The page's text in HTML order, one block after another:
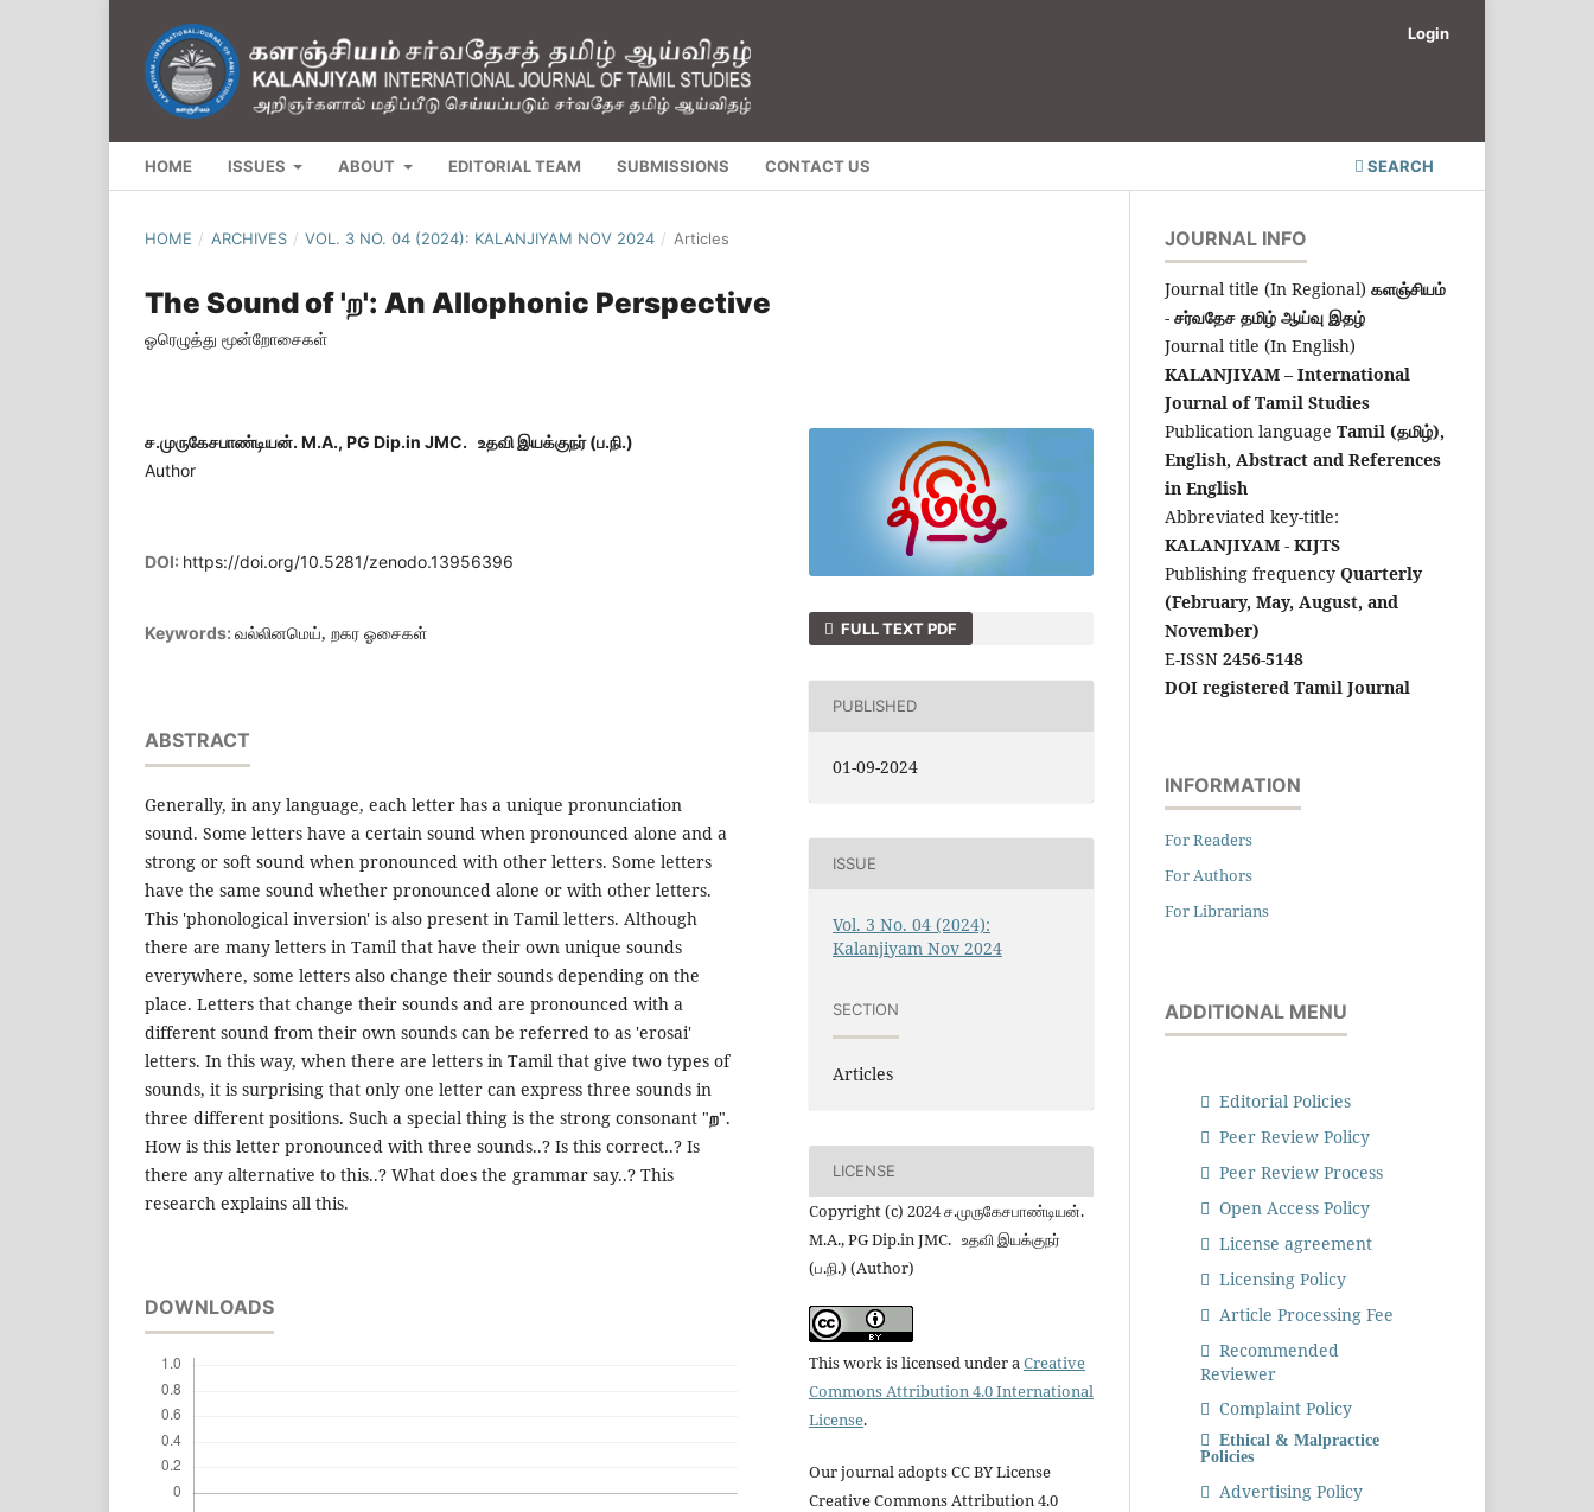
HOME ISSUES ABOUT EDITORIAL TEAM SUBMISSIONS CONTACT US SEARCH
Login
HOME / ARCHIVES / VOL. 3 NO. 04 (2024): KALANJIYAM NOV 2024 / Articles
The Sound of 'ற': An Allophonic Perspective
ஓரெழுத்து மூன்றோசைகள்
ச.முருகேசபாண்டியன். M.A., PG Dip.in JMC. உதவி இயக்குநர் (ப.நி.)
Author
DOI: https://doi.org/10.5281/zenodo.13956396
Keywords: வல்லினமெய், றகர ஓசைகள்
ABSTRACT
Generally, in any language, each letter has a unique pronunciation
sound. Some letters have a certain sound when pronounced alone and a
strong or soft sound when pronounced with other letters. Some letters
have the same sound whether pronounced alone or with other letters.
This 'phonological inversion' is also present in Tamil letters. Although
there are many letters in Tamil that have their own unique sounds
everywhere, some letters also change their sounds depending on the
place. Letters that change their sounds and are pronounced with a
different sound from their own sounds can be referred to as 'erosai'
letters. In this way, when there are letters in Tamil that give two types of
sounds, it is surprising that only one letter can express three sounds in
three different positions. Such a special thing is the strong consonant "ற".
How is this letter pronounced with three sounds..? Is this correct..? Is
there any alternative to this..? What does the grammar say..? This
research explains all this.
DOWNLOADS
FULL TEXT PDF
PUBLISHED
01-09-2024
ISSUE
Vol. 3 No. 04 (2024):
Kalanjiyam Nov 2024
SECTION
Articles
LICENSE
Copyright (c) 2024 ச.முருகேசபாண்டியன்.
M.A., PG Dip.in JMC. உதவி இயக்குநர்
(ப.நி.) (Author)
This work is licensed under aCreative
Commons Attribution 4.0 International
License.
Our journal adopts CC BY License
Creative Commons Attribution 4.0
JOURNAL INFO
Journal title (In Regional) களஞ்சியம்
- சர்வதேச தமிழ் ஆய்வு இதழ்
Journal title (In English)
KALANJIYAM – International
Journal of Tamil Studies
Publication language Tamil (தமிழ்),
English, Abstract and References
in English
Abbreviated key-title:
KALANJIYAM - KIJTS
Publishing frequency Quarterly
(February, May, August, and
November)
E-ISSN 2456-5148
DOI registered Tamil Journal
INFORMATION
For Readers
For Authors
For Librarians
ADDITIONAL MENU
Editorial Policies
Peer Review Policy
Peer Review Process
Open Access Policy
License agreement
Licensing Policy
Article Processing Fee
Recommended
Reviewer
Complaint Policy
Ethical & Malpractice
Policies
Advertising Policy